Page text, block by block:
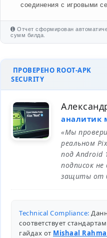
соединения с игровыми
Отчет сформирован
сумм билда.
ПРОВЕРЕНО ROOT-APK
SECURITY
аналитик
«Мы
реальном
под Android
подписок
защиты от
Technical Compliance:
соответствует
гайдах от Mishaal